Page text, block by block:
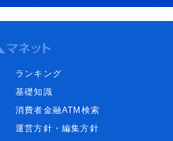
ランキング
基礎知識
消費者金融ATM検索
運営方針・編集方針